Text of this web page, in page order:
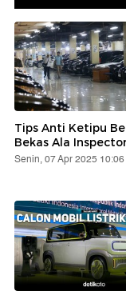
Tips Anti Ketipu
Bekas Ala
Senin, 07 Apr 2025